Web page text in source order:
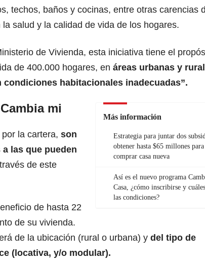
techos, baños y cocinas, entre otras carencias
salud y la calidad de vida de los hogares.
de Vivienda, esta iniciativa tiene el
de 400.000 hogares, en áreas urbanas y
condiciones habitacionales inadecuadas”.
Más información
Estrategia para juntar dos
obtener hasta $65 millones para
comprar casa nueva
Así es el nuevo programa
Casa, ¿cómo inscribirse y
las condiciones?
mi
la cartera, son
las que pueden
de este
de hasta 22
de su vivienda.
de la ubicación (rural o urbana) y del tipo de
(locativa, y/o modular).